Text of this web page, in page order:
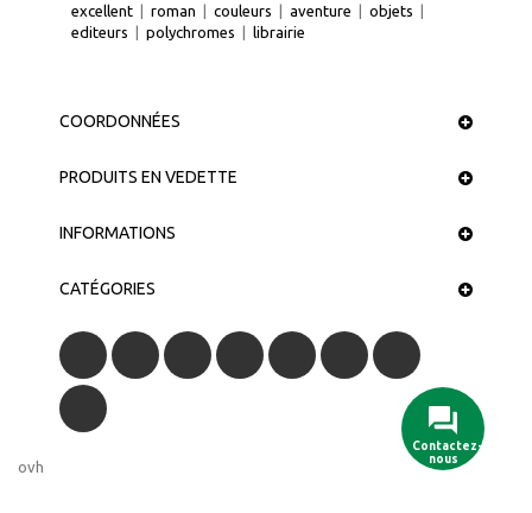
excellent
roman couleurs aventure objets
editeurs
polychromes librairie
COORDONNÉES
PRODUITS EN VEDETTE
INFORMATIONS
CATÉGORIES
ovh